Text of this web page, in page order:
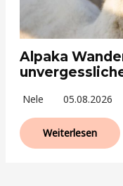
Alpaka
Nele 05.08.2026
Weiterlesen